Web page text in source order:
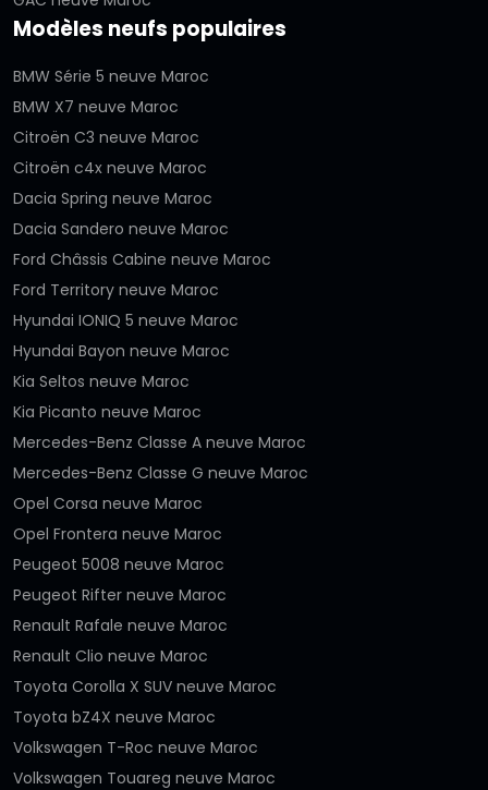
Modèles neufs populaires
BMW Série 5 neuve Maroc
BMW X7 neuve Maroc
Citroën C3 neuve Maroc
Citroën c4x neuve Maroc
Dacia Spring neuve Maroc
Dacia Sandero neuve Maroc
Ford Châssis Cabine neuve Maroc
Ford Territory neuve Maroc
Hyundai IONIQ 5 neuve Maroc
Hyundai Bayon neuve Maroc
Kia Seltos neuve Maroc
Kia Picanto neuve Maroc
Mercedes-Benz Classe A neuve Maroc
Mercedes-Benz Classe G neuve Maroc
Opel Corsa neuve Maroc
Opel Frontera neuve Maroc
Peugeot 5008 neuve Maroc
Peugeot Rifter neuve Maroc
Renault Rafale neuve Maroc
Renault Clio neuve Maroc
Toyota Corolla X SUV neuve Maroc
Toyota bZ4X neuve Maroc
Volkswagen T-Roc neuve Maroc
Volkswagen Touareg neuve Maroc